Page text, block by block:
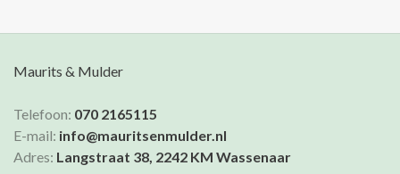
Maurits & Mulder
Telefoon: 070 2165115
E-mail: info@mauritsenmulder.nl
Adres: Langstraat 38, 2242 KM Wassenaar